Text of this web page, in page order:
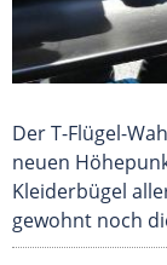
Der T-Flügel-
neuen
Kleiderbügel
gewohnt noch